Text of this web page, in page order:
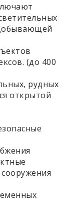
(до 400
рудных
открытой